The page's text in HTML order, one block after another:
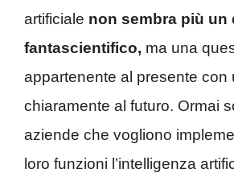
artificiale non sembra più un
fantascientifico, ma una
appartenente al presente con
chiaramente al futuro. Ormai
aziende che vogliono
loro funzioni l’intelligenza